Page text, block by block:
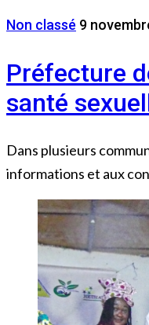
Non classé 9
Préfecture
santé
Dans plusieurs
informations et aux